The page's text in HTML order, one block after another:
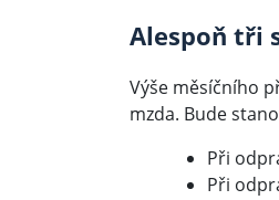
Alespoň tři
Výše měsíčního
mzda. Bude
Při
Při